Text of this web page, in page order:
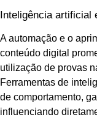
Inteligência artificial
A automação e o
conteúdo digital
utilização de provas
Ferramentas de
de comportamento,
influenciando